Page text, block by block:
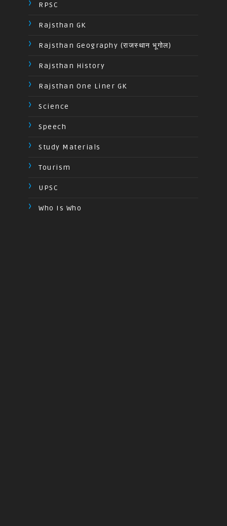
RPSC
Rajsthan GK
Rajsthan Geography (राजस्थान भूगोल)
Rajsthan History
Rajsthan One Liner GK
Science
Speech
Study Materials
Tourism
UPSC
Who Is Who